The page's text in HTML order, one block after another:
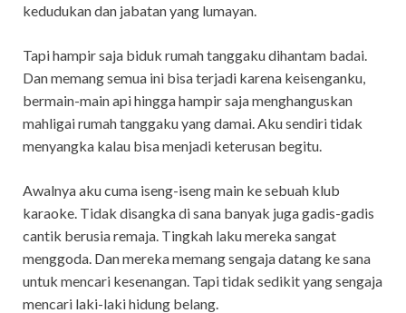
kedudukan dan jabatan yang lumayan.
Tapi hampir saja biduk rumah tanggaku dihantam badai.
Dan memang semua ini bisa terjadi karena keisenganku,
bermain-main api hingga hampir saja menghanguskan
mahligai rumah tanggaku yang damai. Aku sendiri tidak
menyangka kalau bisa menjadi keterusan begitu.
Awalnya aku cuma iseng-iseng main ke sebuah klub
karaoke. Tidak disangka di sana banyak juga gadis-gadis
cantik berusia remaja. Tingkah laku mereka sangat
menggoda. Dan mereka memang sengaja datang ke sana
untuk mencari kesenangan. Tapi tidak sedikit yang sengaja
mencari laki-laki hidung belang.